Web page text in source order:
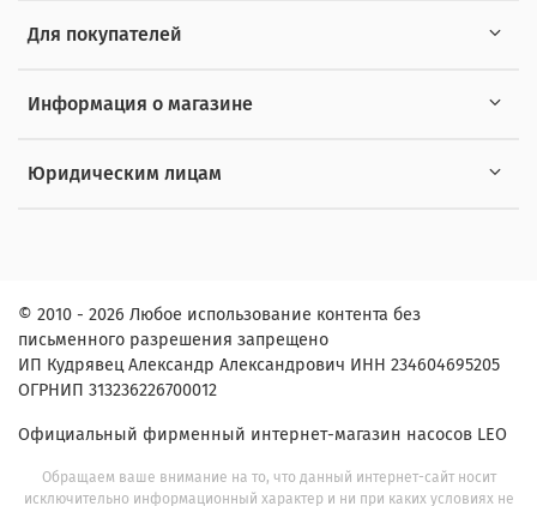
Для покупателей
Информация о магазине
Юридическим лицам
© 2010 - 2026 Любое использование контента без
письменного разрешения запрещено
ИП Кудрявец Александр Александрович ИНН 234604695205
ОГРНИП 313236226700012
Официальный фирменный интернет-магазин насосов LEO
Обращаем ваше внимание на то, что данный интернет-сайт носит
исключительно информационный характер и ни при каких условиях не